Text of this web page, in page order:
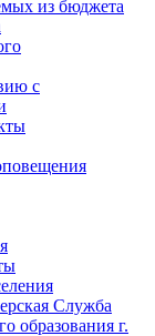
из бюджета
с
Служба
образования г.